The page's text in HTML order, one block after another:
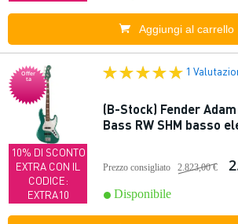
Aggiungi al carrello
Offer
ta
10% DI SCONTO
EXTRA CON IL
CODICE:
EXTRA10
1
(B-Stock) Fender
Bass RW SHM basso
Prezzo consigliato 2.823,00 €
Disponibile